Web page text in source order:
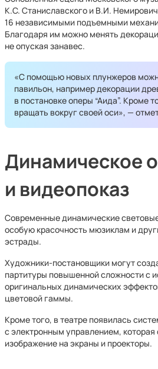
К.С. Станиславского и В.И.
16 независимыми подъемными
Благодаря им можно менять
не опуская занавес.
«С помощью новых плунжеров
павильон, например декорации
в постановке оперы “Аида”. Кроме
вращать вокруг своей оси», —
Динамическое
и видеопоказ
Современные динамические
особую красочность мюзиклам и
эстрады.
Художники-постановщики могут
партитуры повышенной сложности с
оригинальных динамических
цветовой гаммы.
Кроме того, в театре появилась
с электронным управлением, которая
изображение на экраны и проекторы.